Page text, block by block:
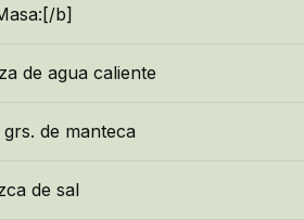
b]
de agua caliente
grs. de manteca
de sal